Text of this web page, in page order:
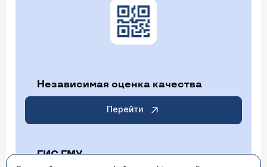
Независимая оценка качества
Перейти
ГИС ГМУ